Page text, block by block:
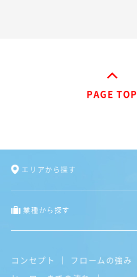
PAGE TOP
エリアから探す
業種から探す
コンセプト
フロームの強み